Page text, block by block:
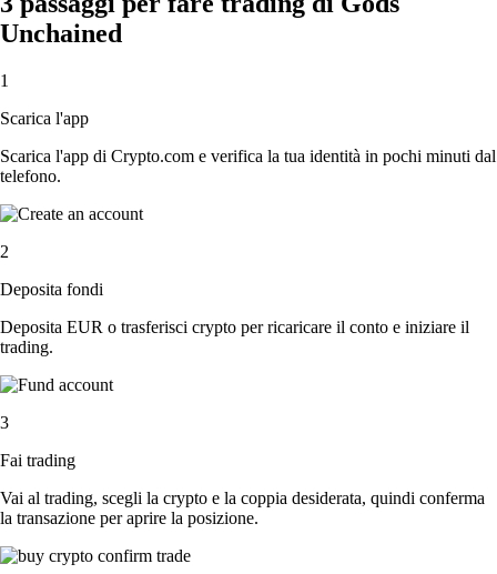
Unchained
1
Scarica l'app
Scarica l'app di Crypto.com e verifica la tua identità in pochi minuti dal
telefono.
2
Deposita fondi
Deposita EUR o trasferisci crypto per ricaricare il conto e iniziare il
trading.
3
Fai trading
Vai al trading, scegli la crypto e la coppia desiderata, quindi conferma
la transazione per aprire la posizione.